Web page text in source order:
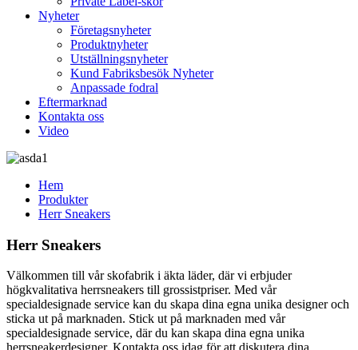
Nyheter
Företagsnyheter
Produktnyheter
Utställningsnyheter
Kund Fabriksbesök Nyheter
Anpassade fodral
Eftermarknad
Kontakta oss
Video
Hem
Produkter
Herr Sneakers
Herr Sneakers
Välkommen till vår skofabrik i äkta läder, där vi erbjuder
högkvalitativa herrsneakers till grossistpriser. Med vår
specialdesignade service kan du skapa dina egna unika designer och
sticka ut på marknaden. Stick ut på marknaden med vår
specialdesignade service, där du kan skapa dina egna unika